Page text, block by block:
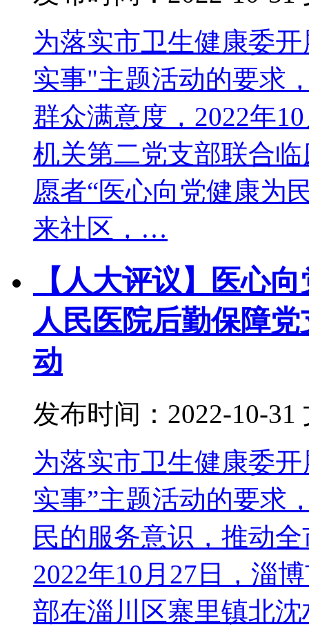
为落实市卫生健康委
实事"主题活动的要求
群众满意度，2022年
机关第二党支部联合
愿者“医心向党健康为
来社区，…
【人大评议】医心
人民医院后勤保障
动
发布时间：2022-10-31
为落实市卫生健康委
实事”主题活动的要求
民的服务意识，推动
2022年10月27日，淄
部在淄川区寨里镇北